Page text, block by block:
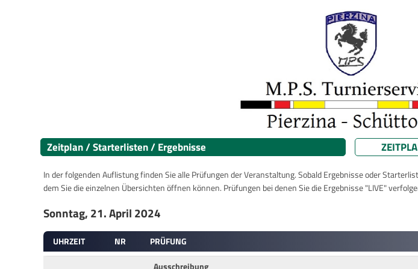
Zeitplan / Starterlisten / Ergebnisse
In der folgenden Auflistung finden Sie alle Prüfungen der Veranstaltung. Sobald Ergebnisse oder
dem Sie die einzelnen Übersichten öffnen können. Prüfungen bei denen Sie die Ergebnisse "LIVE"
Sonntag, 21. April 2024
UHRZEIT NR PRÜFUNG